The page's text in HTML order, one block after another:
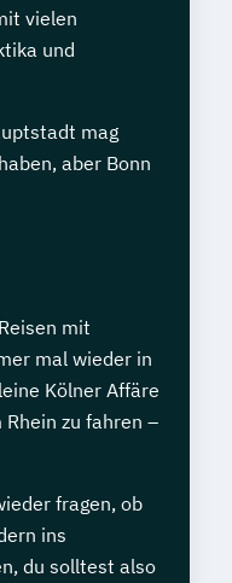
vielen
und
mag
aber Bonn
mit
mal wieder in
Kölner Affäre
zu fahren –
fragen, ob
ins
du solltest also